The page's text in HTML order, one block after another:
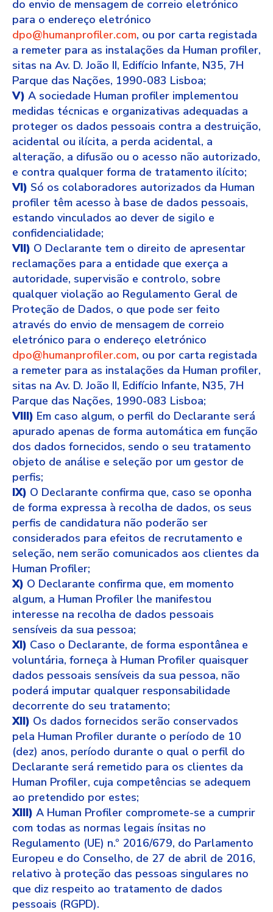
do envio de mensagem de correio eletrónico
para o endereço eletrónico
dpo@humanprofiler.com, ou por carta registada
a remeter para as instalações da Human profiler,
sitas na Av. D. João II, Edifício Infante, N35, 7H
Parque das Nações, 1990-083 Lisboa;
V) A sociedade Human profiler implementou
medidas técnicas e organizativas adequadas a
proteger os dados pessoais contra a destruição,
acidental ou ilícita, a perda acidental, a
alteração, a difusão ou o acesso não autorizado,
e contra qualquer forma de tratamento ilícito;
VI) Só os colaboradores autorizados da Human
profiler têm acesso à base de dados pessoais,
estando vinculados ao dever de sigilo e
confidencialidade;
VII) O Declarante tem o direito de apresentar
reclamações para a entidade que exerça a
autoridade, supervisão e controlo, sobre
qualquer violação ao Regulamento Geral de
Proteção de Dados, o que pode ser feito
através do envio de mensagem de correio
eletrónico para o endereço eletrónico
dpo@humanprofiler.com, ou por carta registada
a remeter para as instalações da Human profiler,
sitas na Av. D. João II, Edifício Infante, N35, 7H
Parque das Nações, 1990-083 Lisboa;
VIII) Em caso algum, o perfil do Declarante será
apurado apenas de forma automática em função
dos dados fornecidos, sendo o seu tratamento
objeto de análise e seleção por um gestor de
perfis;
IX) O Declarante confirma que, caso se oponha
de forma expressa à recolha de dados, os seus
perfis de candidatura não poderão ser
considerados para efeitos de recrutamento e
seleção, nem serão comunicados aos clientes da
Human Profiler;
X) O Declarante confirma que, em momento
algum, a Human Profiler lhe manifestou
interesse na recolha de dados pessoais
sensíveis da sua pessoa;
XI) Caso o Declarante, de forma espontânea e
voluntária, forneça à Human Profiler quaisquer
dados pessoais sensíveis da sua pessoa, não
poderá imputar qualquer responsabilidade
decorrente do seu tratamento;
XII) Os dados fornecidos serão conservados
pela Human Profiler durante o período de 10
(dez) anos, período durante o qual o perfil do
Declarante será remetido para os clientes da
Human Profiler, cuja competências se adequem
ao pretendido por estes;
XIII) A Human Profiler compromete-se a cumprir
com todas as normas legais ínsitas no
Regulamento (UE) n.º 2016/679, do Parlamento
Europeu e do Conselho, de 27 de abril de 2016,
relativo à proteção das pessoas singulares no
que diz respeito ao tratamento de dados
pessoais (RGPD).